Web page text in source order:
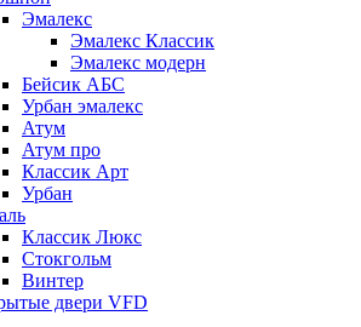
Эмалекс
Эмалекс Классик
Эмалекс модерн
Бейсик АБС
Урбан эмалекс
Атум
Атум про
Классик Арт
Урбан
Классик Люкс
Стокгольм
Винтер
двери VFD